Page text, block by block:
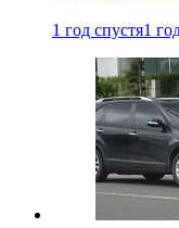
1 год спустя1